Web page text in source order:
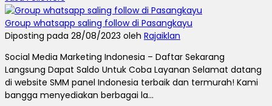
Group whatsapp saling follow di Pasangkayu
Diposting pada 28/08/2023 oleh Rajaiklan
Social Media Marketing Indonesia – Daftar Sekarang
Langsung Dapat Saldo Untuk Coba Layanan Selamat datang
di website SMM panel Indonesia terbaik dan termurah! Kami
bangga menyediakan berbagai la...